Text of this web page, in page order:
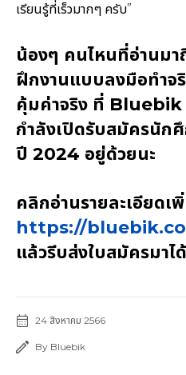
เรียนรู้ที่เร็วมากๆ ครับ”
น้องๆ คนไหนที่อ่านมา
ฝึกงานแบบลงมือทำจ
คุ้มค่าจริง ที่ Bluebik
กำลังเปิดรับสมัครนัก
ปี 2024 อยู่ด้วยนะ
คลิกอ่านรายละเอียดเ
https://
แล้วรีบส่งใบสมัครมาไ
24 สิงหาคม 2566
By Bluebik